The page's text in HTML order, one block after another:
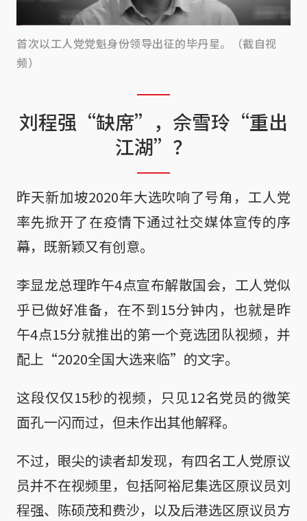
首次以工人党党魁身份领导出征的毕丹星。（截自视
频）
刘程强“缺席”，佘雪玲“重出
江湖”？
昨天新加坡2020年大选吹响了号角，工人党
率先掀开了在疫情下通过社交媒体宣传的序
幕，既新颖又有创意。
李显龙总理昨午4点宣布解散国会，工人党似
乎已做好准备，在不到15分钟内，也就是昨
午4点15分就推出的第一个竞选团队视频，并
配上“2020全国大选来临”的文字。
这段仅仅15秒的视频，只见12名党员的微笑
面孔一闪而过，但未作出其他解释。
不过，眼尖的读者却发现，有四名工人党原议
员并不在视频里，包括阿裕尼集选区原议员刘
程强、陈硕茂和费沙，以及后港选区原议员方